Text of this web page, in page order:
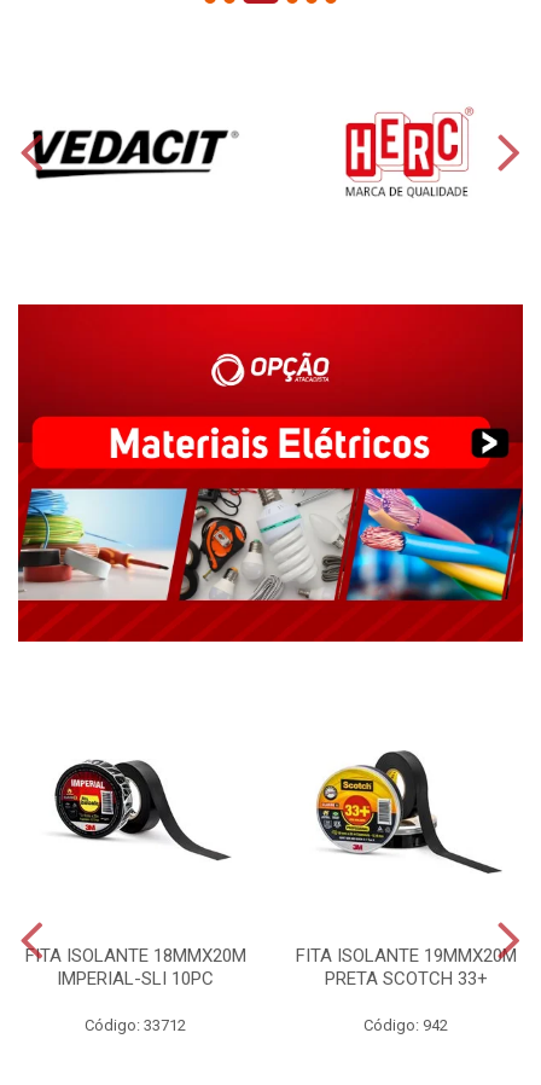
FITA ISOLANTE 18MMX20M
IMPERIAL-SLI 10PC
Código: 33712
FITA ISOLANTE 19MMX20M
PRETA SCOTCH 33+
Código: 942